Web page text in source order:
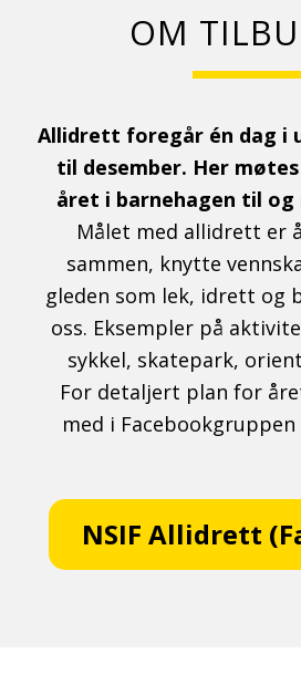
OM
Allidrett foregår én dag i
til desember. Her
året i barnehagen til og
Målet med allidrett er
sammen, knytte
gleden som lek, idrett og
oss. Eksempler på
sykkel, skatepark,
For detaljert plan for
med i
NSIF Allidrett